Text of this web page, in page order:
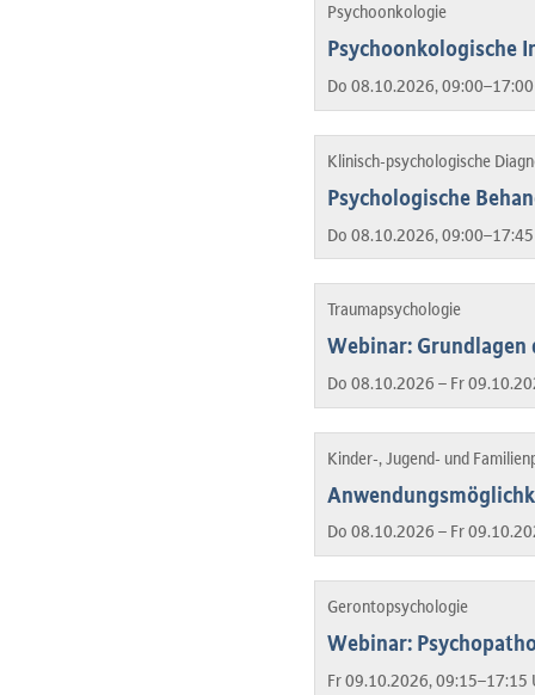
Psychoonkologie
Psychoonkologische
Do 08.10.2026,
Klinisch-psychologische
Psychologische
Do 08.10.2026,
Traumapsychologie
Webinar:
Do 08.10.2026 – Fr
Kinder-, Jugend- und
Do 08.10.2026 – Fr
Gerontopsychologie
Webinar:
Fr 09.10.2026, 09:15–17:15